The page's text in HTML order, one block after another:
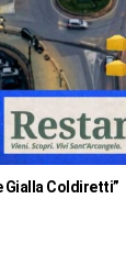
Gialla Coldiretti”